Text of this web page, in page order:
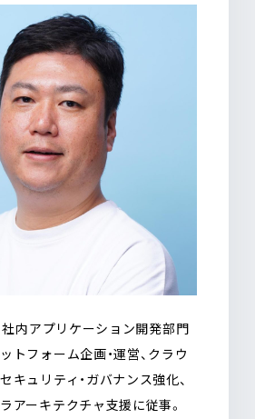
内アプリケーション開発部門
トフォーム企画・運営、クラウ
キュリティ・ガバナンス強化、
アーキテクチャ支援に従事。